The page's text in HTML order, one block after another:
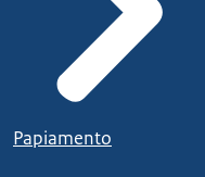
Papiamento